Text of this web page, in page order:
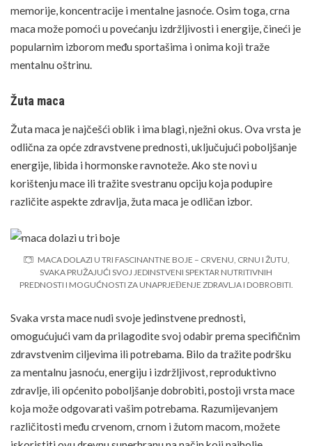
memorije, koncentracije i mentalne jasnoće. Osim toga, crna
maca može pomoći u povećanju izdržljivosti i energije, čineći je
popularnim izborom među sportašima i onima koji traže
mentalnu oštrinu.
Žuta maca
Žuta maca je najčešći oblik i ima blagi, nježni okus. Ova vrsta je
odlična za opće zdravstvene prednosti, uključujući poboljšanje
energije, libida i hormonske ravnoteže. Ako ste novi u
korištenju mace ili tražite svestranu opciju koja podupire
različite aspekte zdravlja, žuta maca je odličan izbor.
MACA DOLAZI U TRI FASCINANTNE BOJE – CRVENU, CRNU I ŽUTU,
SVAKA PRUŽAJUĆI SVOJ JEDINSTVENI SPEKTAR NUTRITIVNIH
PREDNOSTI I MOGUĆNOSTI ZA UNAPRJEĐENJE ZDRAVLJA I DOBROBITI.
Svaka vrsta mace nudi svoje jedinstvene prednosti,
omogućujući vam da prilagodite svoj odabir prema specifičnim
zdravstvenim ciljevima ili potrebama. Bilo da tražite podršku
za mentalnu jasnoću, energiju i izdržljivost, reproduktivno
zdravlje, ili općenito poboljšanje dobrobiti, postoji vrsta mace
koja može odgovarati vašim potrebama. Razumijevanjem
različitosti među crvenom, crnom i žutom macom, možete